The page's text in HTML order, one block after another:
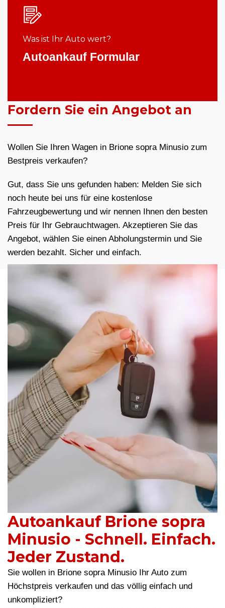
Was ist Ihr Auto wert?
Autoankauf Formular
Fordern Sie ein Angebot an
Wollen Sie Ihren Wagen in Brione sopra Minusio zum
Bestpreis verkaufen?
Gut, dass Sie uns gefunden haben: Melden Sie sich
noch heute bei uns für eine kostenlose
Fahrzeugbewertung und wir nennen Ihnen den besten
Preis für Ihr Gebrauchtwagen. Akzeptieren Sie das
Angebot, wählen Sie einen Abholungstermin und Sie
werden bezahlt. Sicher und einfach.
Autoankauf Brione sopra
Minusio - Schnell. Einfach.
Jeder Zustand.
Sie wollen in Brione sopra Minusio Ihr Auto zum
Höchstpreis verkaufen und das völlig einfach und
unkompliziert?